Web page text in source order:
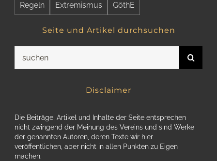
Regeln Extremismus GöthE
Seite und Artikel durchsuchen
nach:
Disclaimer
Die Beiträge, Artikel und Inhalte der Seite entsprechen
nicht zwingend der Meinung des Vereins und sind Werke
der genannten Autoren, deren Texte wir hier
veröffentlichen, aber nicht in allen Punkten zu Eigen
machen.